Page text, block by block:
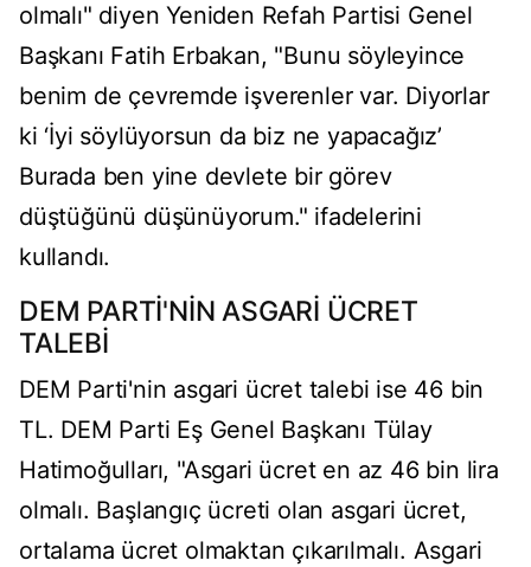
olmalı" diyen Yeniden Refah Partisi Genel
Başkanı Fatih Erbakan, "Bunu söyleyince
benim de çevremde işverenler var. Diyorlar
ki ‘İyi söylüyorsun da biz ne yapacağız’
Burada ben yine devlete bir görev
düştüğünü düşünüyorum." ifadelerini
kullandı.
DEM PARTİ'NİN ASGARİ ÜCRET
TALEBİ
DEM Parti'nin asgari ücret talebi ise 46 bin
TL. DEM Parti Eş Genel Başkanı Tülay
Hatimoğulları, "Asgari ücret en az 46 bin lira
olmalı. Başlangıç ücreti olan asgari ücret,
ortalama ücret olmaktan çıkarılmalı. Asgari